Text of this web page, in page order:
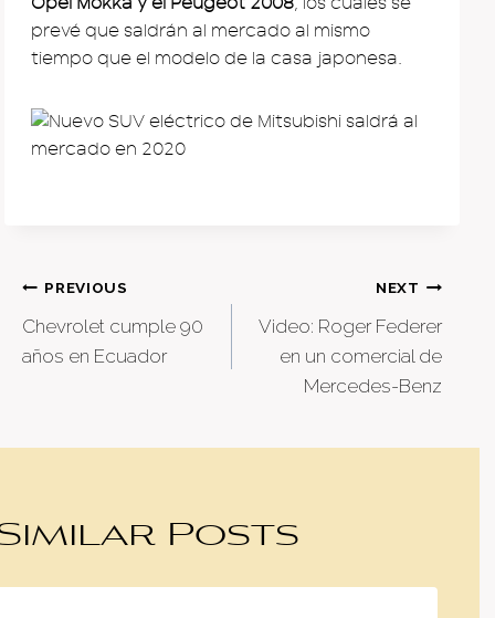
prevé que saldrán al mercado al mismo
tiempo que el modelo de la casa japonesa.
Post
navigation
PREVIOUS
Chevrolet cumple 90
años en Ecuador
NEXT
Video: Roger Federer
en un comercial de
Mercedes-Benz
Posts